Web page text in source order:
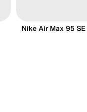
Nike Air Max 95